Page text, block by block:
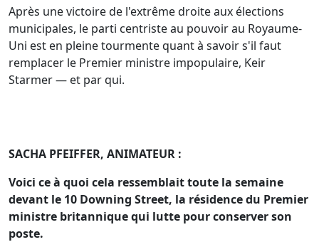
Après une victoire de l'extrême droite aux élections
municipales, le parti centriste au pouvoir au Royaume-
Uni est en pleine tourmente quant à savoir s'il faut
remplacer le Premier ministre impopulaire, Keir
Starmer — et par qui.
SACHA PFEIFFER, ANIMATEUR :
Voici ce à quoi cela ressemblait toute la semaine
devant le 10 Downing Street, la résidence du Premier
ministre britannique qui lutte pour conserver son
poste.